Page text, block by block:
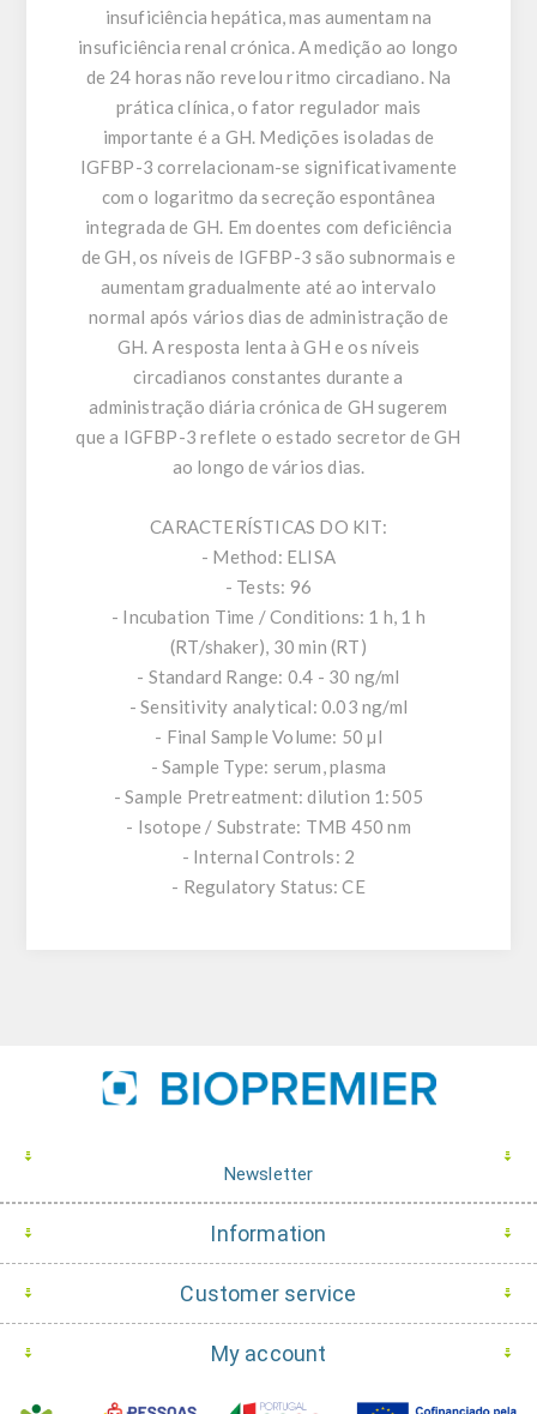
insuficiência hepática, mas aumentam na
insuficiência renal crónica. A medição ao longo
de 24 horas não revelou ritmo circadiano. Na
prática clínica, o fator regulador mais
importante é a GH. Medições isoladas de
IGFBP-3 correlacionam-se significativamente
com o logaritmo da secreção espontânea
integrada de GH. Em doentes com deficiência
de GH, os níveis de IGFBP-3 são subnormais e
aumentam gradualmente até ao intervalo
normal após vários dias de administração de
GH. A resposta lenta à GH e os níveis
circadianos constantes durante a
administração diária crónica de GH sugerem
que a IGFBP-3 reflete o estado secretor de GH
ao longo de vários dias.
CARACTERÍSTICAS DO KIT:
- Method: ELISA
- Tests: 96
- Incubation Time / Conditions: 1 h, 1 h
(RT/shaker), 30 min (RT)
- Standard Range: 0.4 - 30 ng/ml
- Sensitivity analytical: 0.03 ng/ml
- Final Sample Volume: 50 µl
- Sample Type: serum, plasma
- Sample Pretreatment: dilution 1:505
- Isotope / Substrate: TMB 450 nm
- Internal Controls: 2
- Regulatory Status: CE
Newsletter
Information
Customer service
My account